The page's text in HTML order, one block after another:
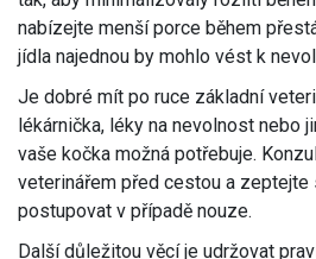
nabízejte menší porce během
jídla najednou by mohlo vést k
Je dobré mít po ruce základní
lékárnička, léky na nevolnost nebo
vaše kočka možná potřebuje.
veterinářem před cestou a zeptejte
postupovat v případě nouze.
Další důležitou věcí je udržovat